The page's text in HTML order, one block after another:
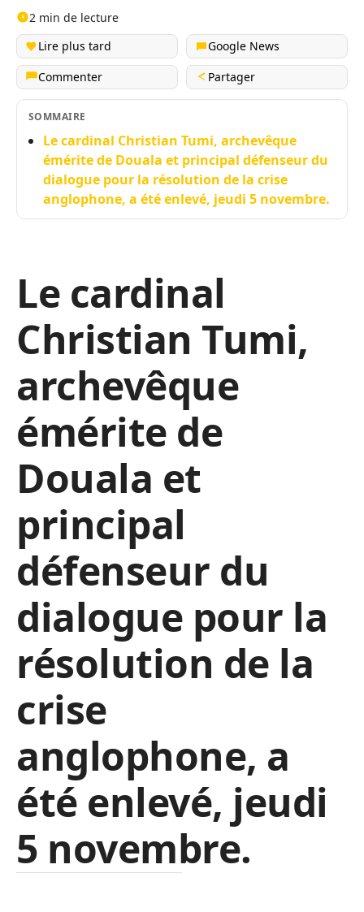
2 min de lecture
Lire plus tard
Google News
Commenter
Partager
SOMMAIRE
Le cardinal Christian Tumi, archevêque
émérite de Douala et principal défenseur du
dialogue pour la résolution de la crise
anglophone, a été enlevé, jeudi 5 novembre.
Le cardinal
Christian Tumi,
archevêque
émérite de
Douala et
principal
défenseur du
dialogue pour la
résolution de la
crise
anglophone, a
été enlevé, jeudi
5 novembre.